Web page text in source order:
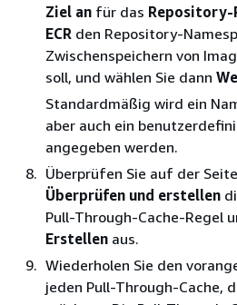
Ziel an für das Repository-
ECR den Repository-
Zwischenspeichern von
soll, und wählen Sie dann
Standardmäßig wird ein
aber auch ein
angegeben werden.
Überprüfen Sie auf der Seite
Überprüfen und erstellen
Pull-Through-Cache-Regel
Erstellen aus.
Wiederholen Sie den
jeden Pull-Through-Cache,